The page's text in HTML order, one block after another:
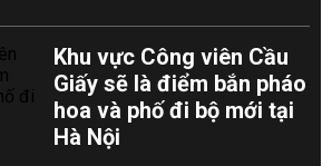
Khu vực Công viên Cầu
Giấy sẽ là điểm bắn pháo
hoa và phố đi bộ mới tại
Hà Nội